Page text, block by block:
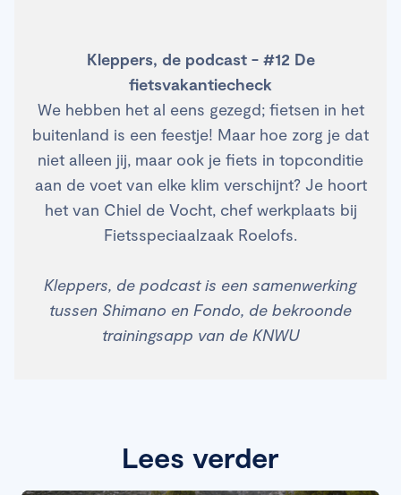
Kleppers, de podcast - #12 De
fietsvakantiecheck
We hebben het al eens gezegd; fietsen in het
buitenland is een feestje! Maar hoe zorg je dat
niet alleen jij, maar ook je fiets in topconditie
aan de voet van elke klim verschijnt? Je hoort
het van Chiel de Vocht, chef werkplaats bij
Fietsspeciaalzaak Roelofs.
Kleppers, de podcast is een samenwerking
tussen Shimano en Fondo, de bekroonde
trainingsapp van de KNWU
Lees verder